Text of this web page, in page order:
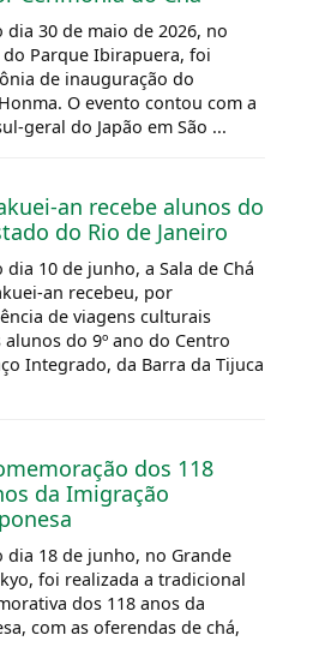
dia 30 de maio de 2026, no
do Parque Ibirapuera, foi
de inauguração do
O evento contou com a
geral do Japão em São ...
an recebe alunos do
do Rio de Janeiro
dia 10 de junho, a Sala de Chá
an recebeu, por
de viagens culturais
alunos do 9º ano do Centro
Integrado, da Barra da Tijuca
dos 118
da Imigração
dia 18 de junho, no Grande
foi realizada a tradicional
dos 118 anos da
com as oferendas de chá,